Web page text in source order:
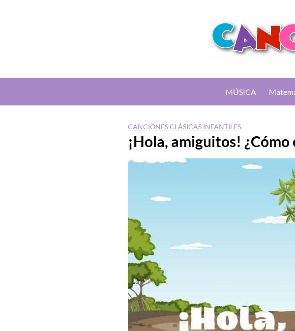
MÚSICA
CANCIONES CLÁSICAS INFANTILES
¡Hola, amiguitos! ¿Cómo